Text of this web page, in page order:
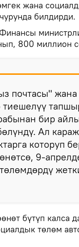
жана
билдирди.
800 миллион
почтасы" жана
тиешелүү
бир
Ал
которуп
9-
бүтүп калса
төлөм